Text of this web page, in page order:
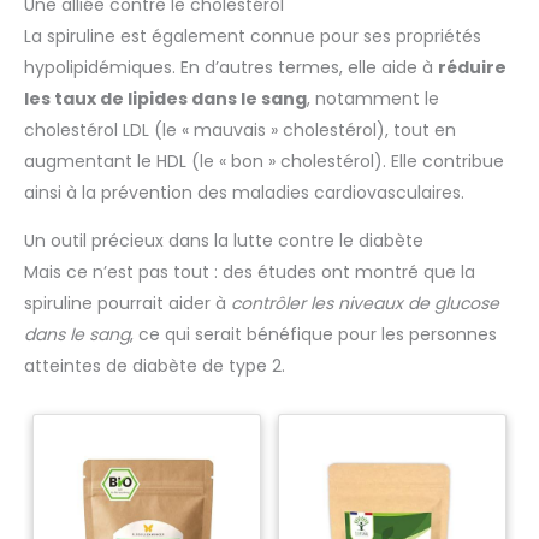
La spiruline est également connue pour ses propriétés
hypolipidémiques. En d’autres termes, elle aide à réduire
les taux de lipides dans le sang, notamment le
cholestérol LDL (le « mauvais » cholestérol), tout en
augmentant le HDL (le « bon » cholestérol). Elle contribue
ainsi à la prévention des maladies cardiovasculaires.
Un outil précieux dans la lutte contre le diabète
Mais ce n’est pas tout : des études ont montré que la
spiruline pourrait aider à contrôler les niveaux de glucose
dans le sang, ce qui serait bénéfique pour les personnes
atteintes de diabète de type 2.